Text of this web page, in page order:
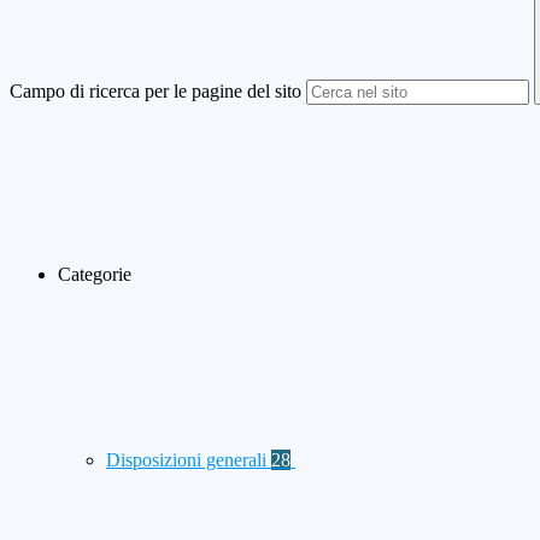
Campo di ricerca per le pagine del sito
Categorie
Disposizioni generali 28